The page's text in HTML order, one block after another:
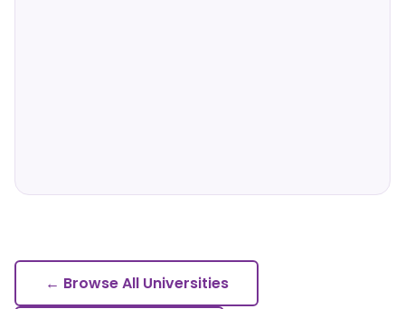
← Browse All Universities